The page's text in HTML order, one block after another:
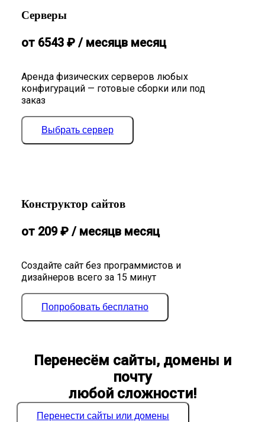
Серверы
Аренда физических серверов любых
конфигураций — готовые сборки или под
заказ
от 6543 ₽ / месяцв месяц
Выбрать сервер
Конструктор сайтов
Создайте сайт без программистов и
дизайнеров всего за 15 минут
от 209₽ / месяцв месяц
Попробовать бесплатно
Перенесём сайты, домены и
почту
любой сложности!
Перенести сайты или домены